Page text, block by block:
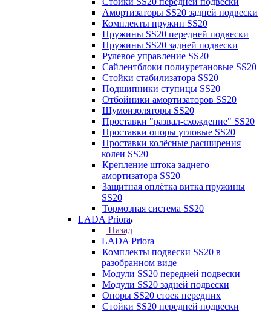
Амортизаторы SS20 задней подвески
Комплекты пружин SS20
Пружины SS20 передней подвески
Пружины SS20 задней подвески
Рулевое управление SS20
Сайлентблоки полиуретановые SS20
Стойки стабилизатора SS20
Подшипники ступицы SS20
Отбойники амортизаторов SS20
Шумоизоляторы SS20
Проставки "развал-схождение" SS20
Проставки опоры угловые SS20
Проставки колёсные расширения
колеи SS20
Крепление штока заднего
амортизатора SS20
Защитная оплётка витка пружины
SS20
Тормозная система SS20
LADA Priora
Назад
LADA Priora
Комплекты подвески SS20 в
разобранном виде
Модули SS20 передней подвески
Модули SS20 задней подвески
Опоры SS20 стоек передних
Стойки SS20 передней подвески